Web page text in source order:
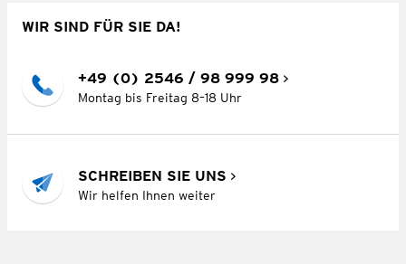
WIR SIND FÜR SIE DA!
+49 (0) 2546 / 98 999 98
Montag bis Freitag 8–18 Uhr
SCHREIBEN SIE UNS
Wir helfen Ihnen weiter